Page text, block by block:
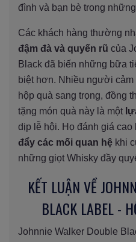
đình và bạn bè trong
Các khách hàng thường
đậm đà và quyến rũ của
Black đã biến những bữa
biệt hơn. Nhiều người
hộp quà sang trọng, đồng
tặng món quà này là một
dịp lễ hội. Họ đánh giá cao
đẩy các mối quan hệ khi
những giọt Whisky đầy
KẾT LUẬN VỀ
BLACK LABEL -
Johnnie Walker Double